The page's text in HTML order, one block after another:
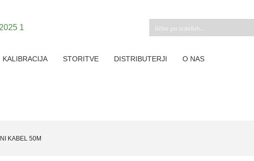
KALIBRACIJA STORITVE DISTRIBUTERJI O NAS
KABEL 50M